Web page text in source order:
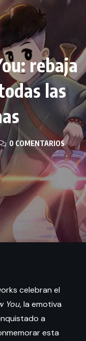
rebaja
las
0 COMENTARIOS
celebran el
You, la emotiva
a
esta